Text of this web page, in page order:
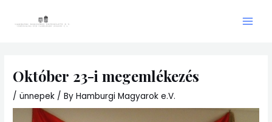
Október 23-i megemlékezés
/ünnepek / ByHamburgi Magyarok e.V.